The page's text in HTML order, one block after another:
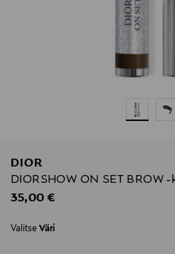
DIOR
DIORSHOW ON SET BROW
Original Price
35,00 €
Valitse Väri